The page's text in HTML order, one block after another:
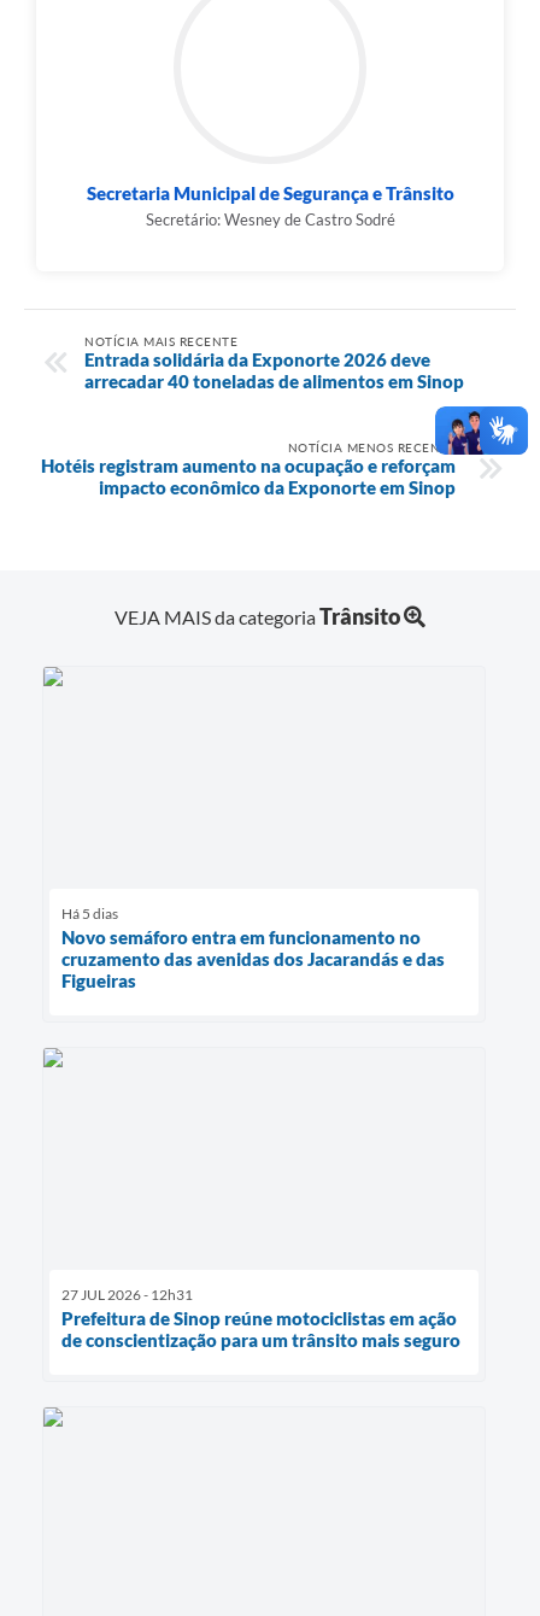
Secretaria Municipal de Segurança e Trânsito
Secretário: Wesney de Castro Sodré
NOTÍCIA MAIS RECENTE
Entrada solidária da Exponorte 2026 deve
arrecadar 40 toneladas de alimentos em Sinop
NOTÍCIA MENOS RECENTE
Hotéis registram aumento na ocupação e reforçam
impacto econômico da Exponorte em Sinop
VEJA MAIS da categoriaTrânsito
Há 5 dias
Novo semáforo entra em funcionamento no
cruzamento das avenidas dos Jacarandás e das
Figueiras
27 JUL 2026 - 12h31
Prefeitura de Sinop reúne motociclistas em ação
de conscientização para um trânsito mais seguro